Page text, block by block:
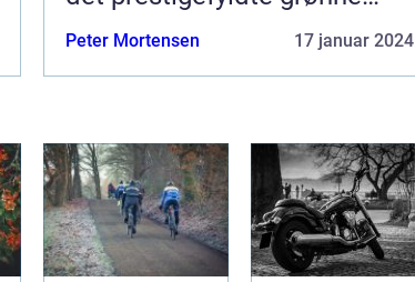
pointklassement
Peter Mortensen 17 januar 2024